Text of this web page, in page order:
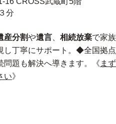
分
産分割や遺言 相続放棄で家族
丁寧にサポート。 ◆全国拠点
問題も解決へ導きます。《 まず
い》